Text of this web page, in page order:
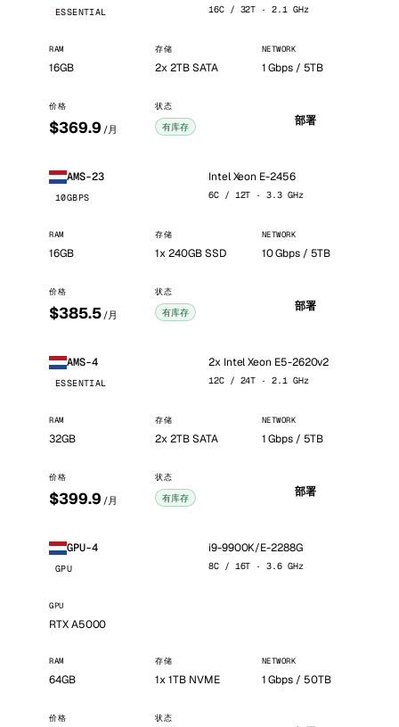
ESSENTIAL 16C / 32T · 2.1 GHz
RAM
16GB
存储
2x 2TB SATA
NETWORK
1 Gbps / 5TB
价格
$369.9 /月
状态
有库存 部署
AMS-23
10GBPS
Intel Xeon E-2456
6C / 12T · 3.3 GHz
RAM
16GB
存储
1x 240GB SSD
NETWORK
10 Gbps / 5TB
价格
$385.5 /月
状态
有库存 部署
AMS-4
ESSENTIAL
2x Intel Xeon E5-2620v2
12C / 24T · 2.1 GHz
RAM
32GB
存储
2x 2TB SATA
NETWORK
1 Gbps / 5TB
价格
$399.9 /月
状态
有库存 部署
GPU-4
GPU
i9-9900K/E-2288G
8C / 16T · 3.6 GHz
GPU
RTX A5000
RAM
64GB
存储
1x 1TB NVME
NETWORK
1 Gbps / 50TB
价格 状态